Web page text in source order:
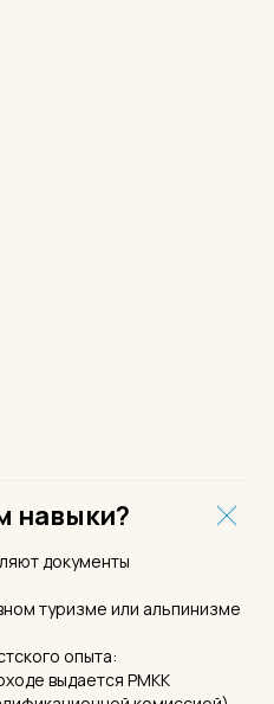
навыки?
документы
туризме или альпинизме
опыта:
выдается РМКК